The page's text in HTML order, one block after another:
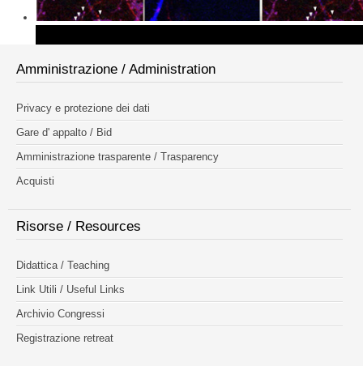
Amministrazione / Administration
Privacy e protezione dei dati
Gare d' appalto / Bid
Amministrazione trasparente / Trasparency
Acquisti
Risorse / Resources
Didattica / Teaching
Link Utili / Useful Links
Archivio Congressi
Registrazione retreat